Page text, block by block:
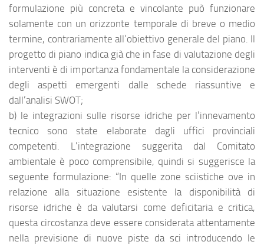
formulazione più concreta e vincolante può funzionare
solamente con un orizzonte temporale di breve o medio
termine, contrariamente all’obiettivo generale del piano. Il
progetto di piano indica già che in fase di valutazione degli
interventi è di importanza fondamentale la considerazione
degli aspetti emergenti dalle schede riassuntive e
dall’analisi SWOT;
b) le integrazioni sulle risorse idriche per l’innevamento
tecnico sono state elaborate dagli uffici provinciali
competenti. L’integrazione suggerita dal Comitato
ambientale è poco comprensibile, quindi si suggerisce la
seguente formulazione: “In quelle zone sciistiche ove in
relazione alla situazione esistente la disponibilità di
risorse idriche è da valutarsi come deficitaria e critica,
questa circostanza deve essere considerata attentamente
nella previsione di nuove piste da sci introducendo le